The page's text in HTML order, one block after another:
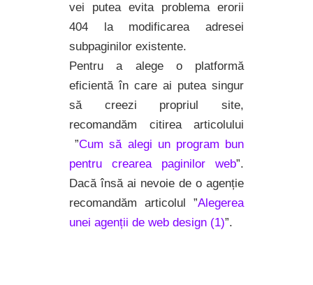
vei putea evita problema erorii
404 la modificarea adresei
subpaginilor existente.
Pentru a alege o platformă
eficientă în care ai putea singur
să creezi propriul site,
recomandăm citirea articolului
”Cum să alegi un program bun
pentru crearea paginilor web”.
Dacă însă ai nevoie de o agenție
recomandăm articolul ”Alegerea
unei agenții de web design (1)”.